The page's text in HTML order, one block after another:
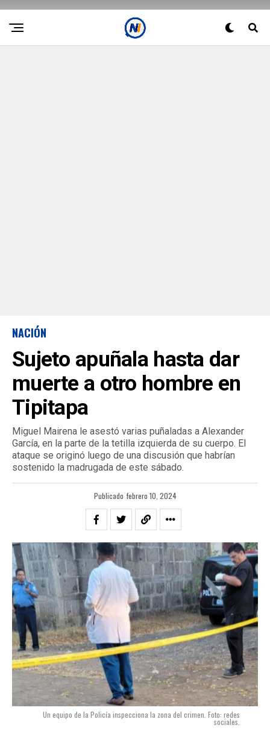
NACIÓN
Sujeto apuñala hasta dar
muerte a otro hombre en
Tipitapa
Miguel Mairena le asestó varias puñaladas a Alexander
García, en la parte de la tetilla izquierda de su cuerpo. El
ataque se originó luego de una discusión que habrían
sostenido la madrugada de este sábado.
Publicado febrero 10, 2024
Un equipo de la Policía inspecciona la zona del crimen. Foto: redes
sociales.